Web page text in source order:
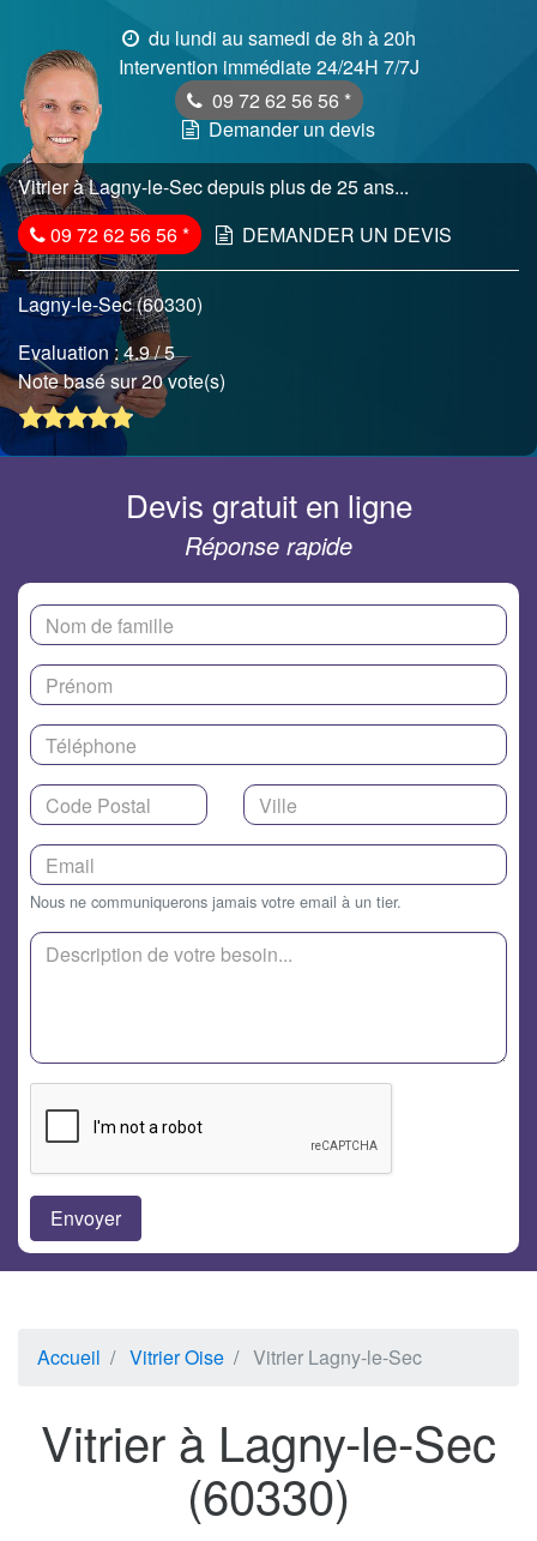
du lundi au samedi de 8h à 20h
Intervention immédiate 24/24H 7/7J
09 72 62 56 56 *
Demander un devis
Vitrier à Lagny-le-Sec depuis plus de 25 ans...
09 72 62 56 56* DEMANDER UN DEVIS
Lagny-le-Sec (60330)
Evaluation :4.9/ 5
Note basé sur 20 vote(s)
Devis gratuit en ligne
Réponse rapide
Nous ne communiquerons jamais votre email à un tier.
Accueil Vitrier Oise Vitrier Lagny-le-Sec
Vitrier à Lagny-le-Sec
(60330)